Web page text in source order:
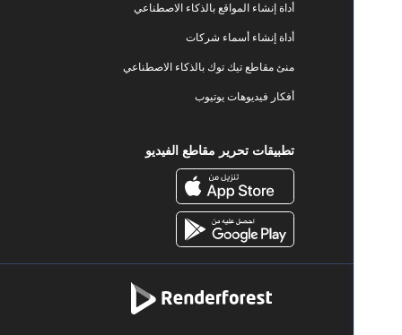
أداة إنشاء المواقع بالذكاء الاصطناعي
أداة إنشاء أسماء شركات
منئ مقاطع تيك توك بالذكاء الاصطناعي
أفكار فيديوهات يوتيوب
تطبيقات تحرير مقاطع الفيديو